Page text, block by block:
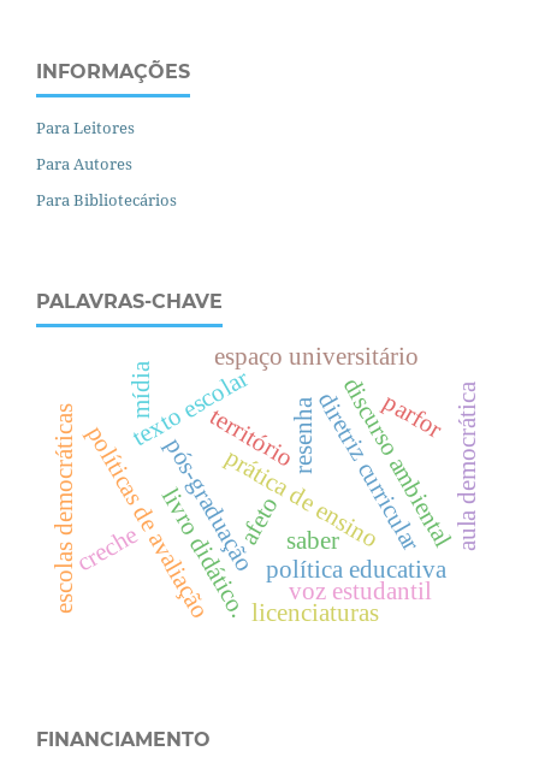
INFORMAÇÕES
Para Leitores
Para Autores
Para Bibliotecários
PALAVRAS-CHAVE
resenha
territóriodiretriz curricular
prática de ensino
texto escolar
políticas de avaliação
espaço universitário
pós-graduação
saber
política educativa
discurso ambiental
mídia
livro didático.
escolas democráticas licenciaturas
parfor
voz estudantil
creche aula democrática
afeto
FINANCIAMENTO